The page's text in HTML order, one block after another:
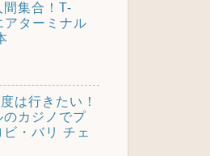
間集合！T-
アターミナル
は行きたい！
のカジノでプ
・バリ チェ